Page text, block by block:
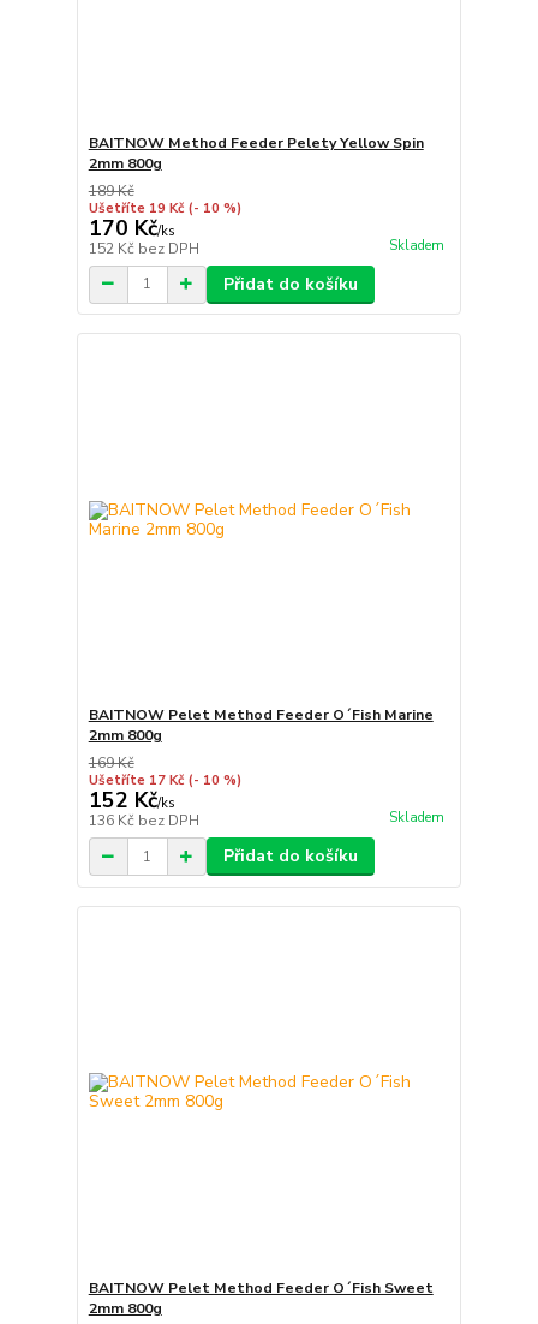
BAITNOW Method Feeder Pelety Yellow Spin
2mm 800g
189 Kč
Ušetříte 19 Kč (- 10 %)
170 Kč/ks
152 Kč bez DPH Skladem
Přidat do košíku
BAITNOW Pelet Method Feeder O´Fish Marine
2mm 800g
169 Kč
Ušetříte 17 Kč (- 10 %)
152 Kč/ks
136 Kč bez DPH Skladem
Přidat do košíku
BAITNOW Pelet Method Feeder O´Fish Sweet
2mm 800g